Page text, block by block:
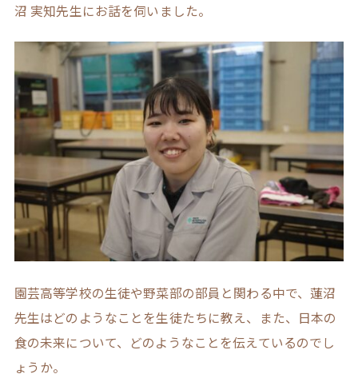
沼 実知先生にお話を伺いました。
園芸高等学校の生徒や野菜部の部員と関わる中で、蓮沼
先生はどのようなことを生徒たちに教え、また、日本の
食の未来について、どのようなことを伝えているのでし
ょうか。